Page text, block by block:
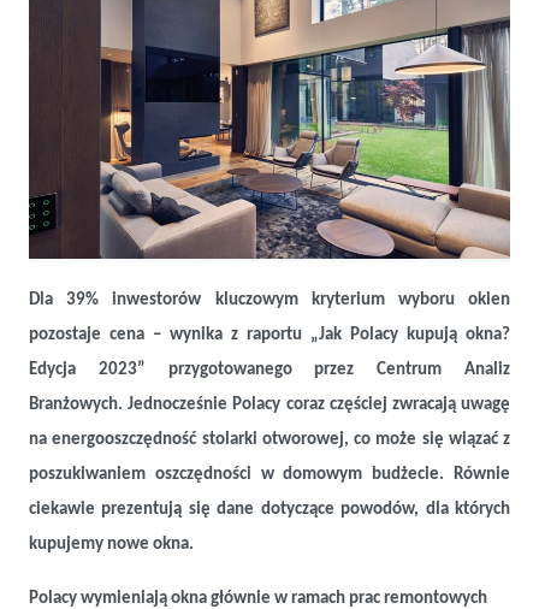
kluczowe dla kupujących
Dla 39% inwestorów kluczowym kryterium wyboru okien
pozostaje cena – wynika z raportu „Jak Polacy kupują okna?
Edycja 2023” przygotowanego przez Centrum Analiz
Branżowych. Jednocześnie Polacy coraz częściej zwracają uwagę
na energooszczędność stolarki otworowej, co może się wiązać z
poszukiwaniem oszczędności w domowym budżecie. Równie
ciekawie prezentują się dane dotyczące powodów, dla których
kupujemy nowe okna.
Polacy wymieniają okna głównie w ramach prac remontowych